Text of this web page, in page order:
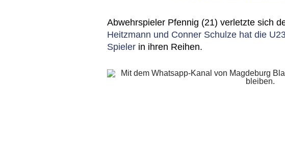
Abwehrspieler Pfennig (21) verletzte sich
Heitzmann und Conner Schulze hat die
Spieler in ihren Reihen.